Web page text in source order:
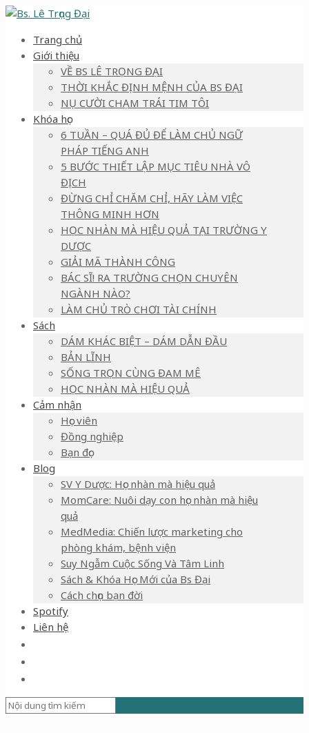
Trang chủ
Giới thiệu
VỀ BS LÊ TRỌNG ĐẠI
THỜI KHẮC ĐỊNH MỆNH CỦA BS ĐẠI
NỤ CƯỜI CHẠM TRÁI TIM TÔI
Khóa học
6 TUẦN – QUÁ ĐỦ ĐỂ LÀM CHỦ NGỮ
PHÁP TIẾNG ANH
5 BƯỚC THIẾT LẬP MỤC TIÊU NHÀ VÔ
ĐỊCH
ĐỪNG CHỈ CHĂM CHỈ, HÃY LÀM VIỆC
THÔNG MINH HƠN
HỌC NHÀN MÀ HIỆU QUẢ TẠI TRƯỜNG Y
DƯỢC
GIẢI MÃ THÀNH CÔNG
BÁC SĨ! RA TRƯỜNG CHỌN CHUYÊN
NGÀNH NÀO?
LÀM CHỦ TRÒ CHƠI TÀI CHÍNH
Sách
DÁM KHÁC BIỆT – DÁM DẪN ĐẦU
BẢN LĨNH
SỐNG TRỌN CÙNG ĐAM MÊ
HỌC NHÀN MÀ HIỆU QUẢ
Cảm nhận
Học viên
Đồng nghiệp
Bạn đọc
Blog
SV Y Dược: Học nhàn mà hiệu quả
MomCare: Nuôi dạy con học nhàn mà hiệu
quả
MedMedia: Chiến lược marketing cho
phòng khám, bệnh viện
Suy Ngẫm Cuộc Sống Và Tâm Linh
Sách & Khóa Học Mới của Bs Đại
Cách chọn bạn đời
Spotify
Liên hệ